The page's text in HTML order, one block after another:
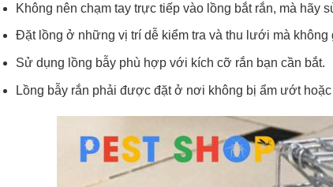
Không nên chạm tay trực tiếp vào lồng bắt rắn, mà hãy
Đặt lồng ở những vị trí dễ kiểm tra và thu lưới mà không
Sử dụng lồng bẫy phù hợp với kích cỡ rắn bạn cần bắt.
Lồng bẫy rắn phải được đặt ở nơi không bị ẩm ướt